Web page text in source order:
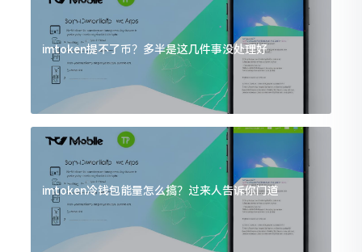
imtoken提不了币？多半是这几件事没处理好
imtoken冷钱包能量怎么搞？过来人告诉你门道